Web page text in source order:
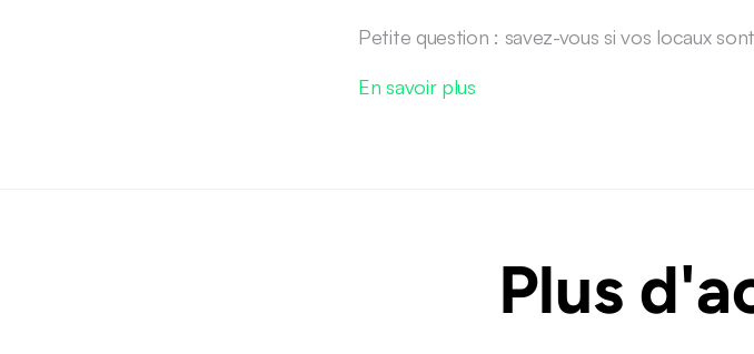
Petite question : savez-vous si vos locaux
En savoir plus
Plus